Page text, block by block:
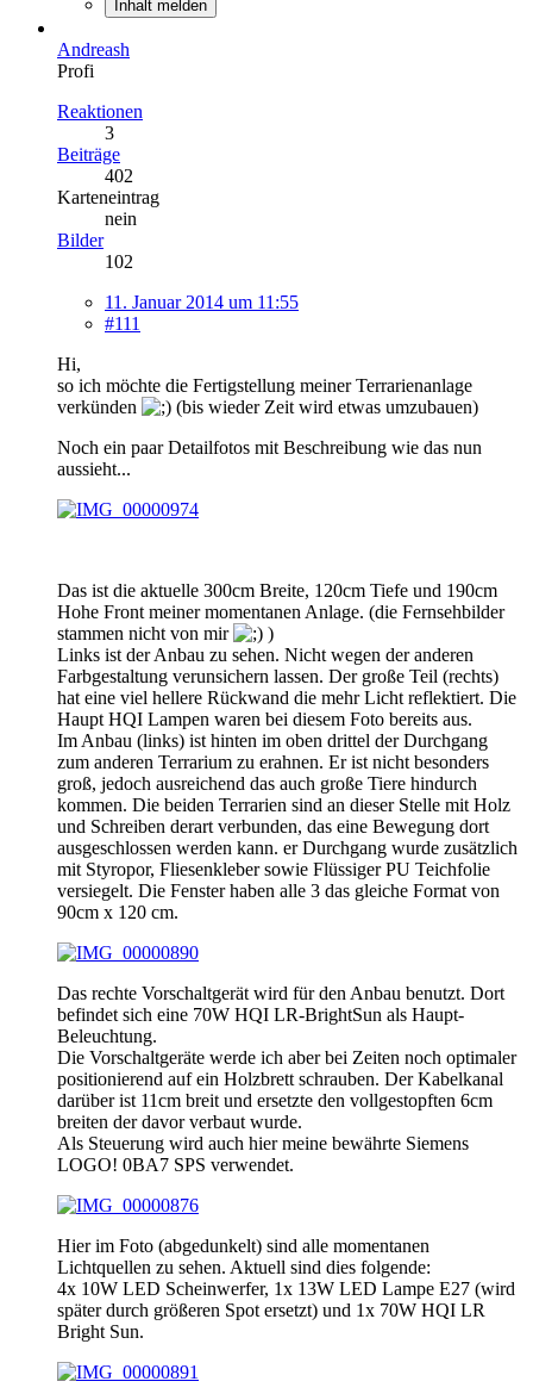
Inhalt melden
Andreash
Profi
Reaktionen
3
Beiträge
402
Karteneintrag
nein
Bilder
102
11. Januar 2014 um 11:55
#111
Hi,
so ich möchte die Fertigstellung meiner Terrarienanlage
verkünden
(bis wieder Zeit wird etwas umzubauen)
Noch ein paar Detailfotos mit Beschreibung wie das nun
aussieht...
Das ist die aktuelle 300cm Breite, 120cm Tiefe und 190cm
Hohe Front meiner momentanen Anlage. (die Fernsehbilder
stammen nicht von mir
)
Links ist der Anbau zu sehen. Nicht wegen der anderen
Farbgestaltung verunsichern lassen. Der große Teil (rechts)
hat eine viel hellere Rückwand die mehr Licht reflektiert. Die
Haupt HQI Lampen waren bei diesem Foto bereits aus.
Im Anbau (links) ist hinten im oben drittel der Durchgang
zum anderen Terrarium zu erahnen. Er ist nicht besonders
groß, jedoch ausreichend das auch große Tiere hindurch
kommen. Die beiden Terrarien sind an dieser Stelle mit Holz
und Schreiben derart verbunden, das eine Bewegung dort
ausgeschlossen werden kann. er Durchgang wurde zusätzlich
mit Styropor, Fliesenkleber sowie Flüssiger PU Teichfolie
versiegelt. Die Fenster haben alle 3 das gleiche Format von
90cm x 120 cm.
Das rechte Vorschaltgerät wird für den Anbau benutzt. Dort
befindet sich eine 70W HQI LR-BrightSun als Haupt-
Beleuchtung.
Die Vorschaltgeräte werde ich aber bei Zeiten noch optimaler
positionierend auf ein Holzbrett schrauben. Der Kabelkanal
darüber ist 11cm breit und ersetzte den vollgestopften 6cm
breiten der davor verbaut wurde.
Als Steuerung wird auch hier meine bewährte Siemens
LOGO! 0BA7 SPS verwendet.
Hier im Foto (abgedunkelt) sind alle momentanen
Lichtquellen zu sehen. Aktuell sind dies folgende:
4x 10W LED Scheinwerfer, 1x 13W LED Lampe E27 (wird
später durch größeren Spot ersetzt) und 1x 70W HQI LR
Bright Sun.